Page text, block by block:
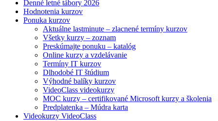
Denné letné tábory 2026
Hodnotenia kurzov
Ponuka kurzov
Aktuálne lastminute – zlacnené termíny kurzov
Všetky kurzy – zoznam
Preskúmajte ponuku – katalóg
Online kurzy a vzdelávanie
Termíny IT kurzov
Dlhodobé IT štúdium
Výhodné balíky kurzov
VideoClass videokurzy
MOC kurzy – certifikované Microsoft kurzy a školenia
Predplatenka – Múdra karta
Videokurzy VideoClass